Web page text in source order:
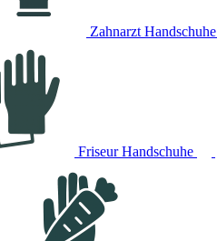
Zahnarzt Handschuhe
Friseur Handschuhe